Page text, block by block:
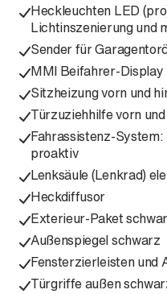
Heckleuchten LED
Lichtinszenierung und
Sender für
MMI Beifahrer-Display
Sitzheizung vorn und
Türzuziehhilfe vorn
Fahrassistenz-
proaktiv
Lenksäule (Lenkrad)
Heckdiffusor
Exterieur-Paket
Außenspiegel schwarz
Fensterzierleisten und
Türgriffe außen